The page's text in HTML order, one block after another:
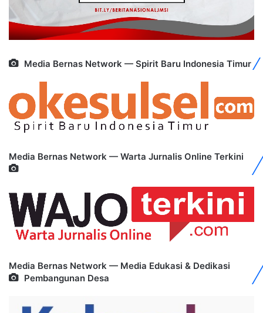
Media Bernas Network — Spirit Baru Indonesia Timur
Media Bernas Network — Warta Jurnalis Online Terkini
Media Bernas Network — Media Edukasi & Dedikasi
Pembangunan Desa